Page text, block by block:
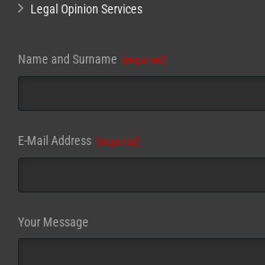
Legal Opinion Services
Name and Surname (required)
E-Mail Address (required)
Contact
Email (required)
Your Message